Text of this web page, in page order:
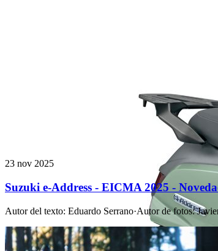
23 nov 2025
Suzuki e-Address - EICMA 2025 -
Autor del texto: Eduardo Serrano·Autor de fotos: